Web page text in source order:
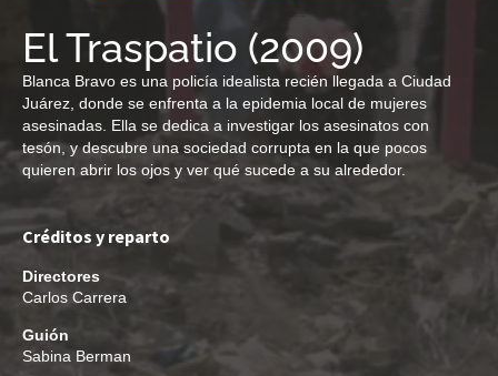
El Traspatio (2009)
Blanca Bravo es una policía idealista recién llegada a Ciudad
Juárez, donde se enfrenta a la epidemia local de mujeres
asesinadas. Ella se dedica a investigar los asesinatos con
tesón, y descubre una sociedad corrupta en la que pocos
quieren abrir los ojos y ver qué sucede a su alrededor.
Créditos y reparto
Directores
Carlos Carrera
Guión
Sabina Berman